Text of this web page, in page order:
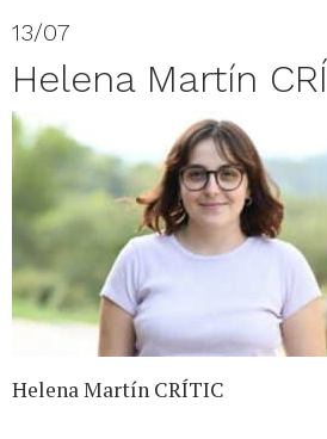
13/07
Helena Martín
Helena Martín CRÍTIC